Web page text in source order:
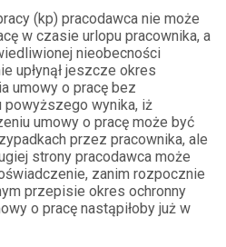
(kp) pracodawca nie może
w czasie urlopu pracownika, a
nieobecności
upłynął jeszcze okres
umowy o pracę bez
wynika, iż
umowy o pracę może być
przez pracownika, ale
strony pracodawca może
zanim rozpocznie
przepisie okres ochronny
o pracę nastąpiłoby już w